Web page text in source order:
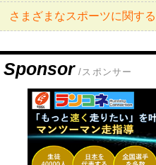
さまざまなスポーツに関す
Sponsor /スポンサー